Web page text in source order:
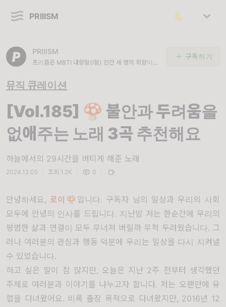
PRIIISM
PRIIISM
프리즘은 MBTI 내향형(I형) 인간 세 명의 취향이
구독하기
뮤직 큐레이션
[Vol.185] 🍄 불안과 두려움을
없애주는 노래 3곡 추천해요
하늘에서의 29시간을 버티게 해준 노래
2024.12.05 조회 1.2K 0
안녕하세요,로이 🍄입니다. 구독자 님의 일상과 우리의 사회
모두에 안녕의 인사를 드립니다. 지난밤 저는 한순간에 우리의
평범한 삶과 연결이 모두 무너져 버릴까 무척 두려웠습니다. 그
러나 여러분의 관심과 행동 덕분에 우리는 일상을 다시 지켜낼
수 있었습니다.
하고 싶은 말이 참 많지만, 오늘은 지난 2주 전부터 생각했던
주제로 여러분과 이야기를 나누고자 합니다. 저는 오랜만에 유
럽을 다녀왔어요. 비록 출장 목적으로 다녀왔지만, 2016년 12